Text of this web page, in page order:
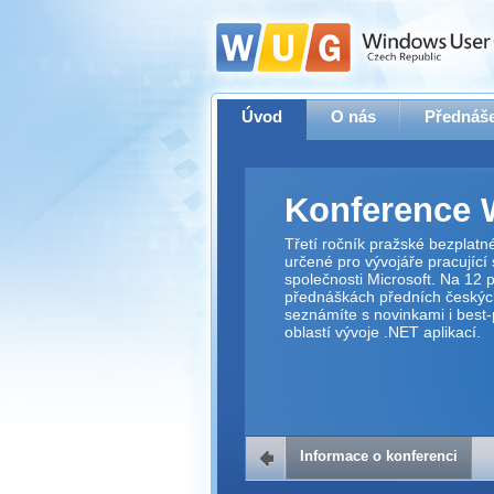
Úvod O nás
Konference
Třetí ročník pražské
určené pro vývojáře pracující
společnosti Microsoft. Na 12
přednáškách předních
seznámíte s novinkami i
oblastí vývoje .NET aplikací.
Informace o konferenci